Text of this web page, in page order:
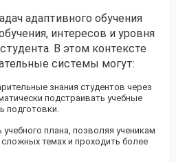
адаптивного обучения
интересов и уровня
В этом контексте
системы могут:
знания студентов через
подстраивать учебные
подготовки.
учебного плана, позволяя ученикам
темах и проходить более